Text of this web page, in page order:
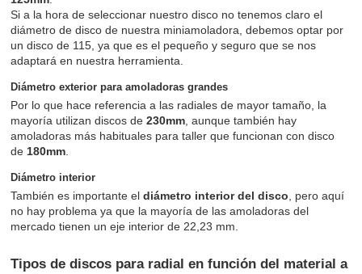
Si a la hora de seleccionar nuestro disco no tenemos claro el
diámetro de disco de nuestra miniamoladora, debemos optar por
un disco de 115, ya que es el pequeño y seguro que se nos
adaptará en nuestra herramienta.
Diámetro exterior para amoladoras grandes
Por lo que hace referencia a las radiales de mayor tamaño, la
mayoría utilizan discos de230mm, aunque también hay
amoladoras más habituales para taller que funcionan con disco
de180mm.
Diámetro interior
También es importante eldiámetro interior del disco, pero aquí
no hay problema ya que la mayoría de las amoladoras del
mercado tienen un eje interior de 22,23 mm.
Tipos de discos para radial en función del material a